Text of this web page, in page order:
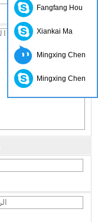
Fangfang Hou
Xiankai Ma
Mingxing Chen
Mingxing Chen